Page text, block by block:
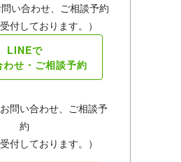
い合わせ、ご相談予約
付しております。）
LINEで
わせ・ご相談予約
問い合わせ、ご相談予
約
付しております。）